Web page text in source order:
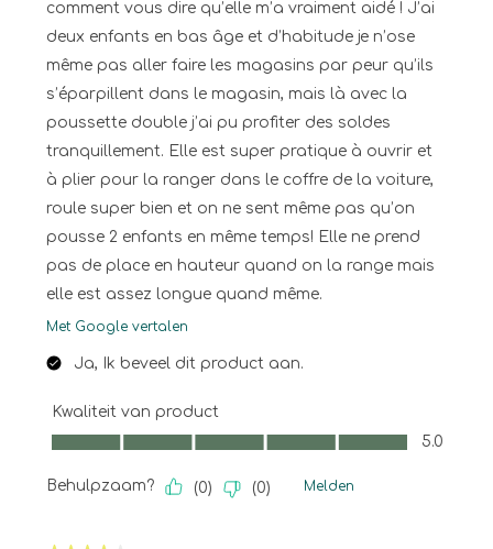
comment vous dire qu’elle m’a vraiment aidé ! J’ai
deux enfants en bas âge et d’habitude je n’ose
même pas aller faire les magasins par peur qu’ils
s’éparpillent dans le magasin, mais là avec la
poussette double j’ai pu profiter des soldes
tranquillement. Elle est super pratique à ouvrir et
à plier pour la ranger dans le coffre de la voiture,
roule super bien et on ne sent même pas qu’on
pousse 2 enfants en même temps! Elle ne prend
pas de place en hauteur quand on la range mais
elle est assez longue quand même.
Met Google vertalen
Ja, Ik beveel dit product aan.
Kwaliteit van product
Kwaliteit van product, 5.0 van 5
5.0
Behulpzaam? (0) (0) Melden